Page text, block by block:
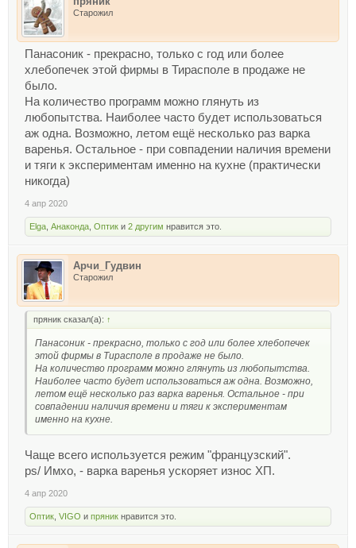
Старожил
Панасоник - прекрасно, только с год или более
хлебопечек этой фирмы в Тирасполе в продаже не
было.
На количество программ можно глянуть из
любопытства. Наиболее часто будет использоваться
аж одна. Возможно, летом ещё несколько раз варка
варенья. Остальное - при совпадении наличия времени
и тяги к экспериментам именно на кухне (практически
никогда)
4 апр 2020
Elga Анаконда Оптик и 2 другим нравится это.
Арчи_Гудвин
Старожил
пряник сказал(а): ↑
Панасоник - прекрасно, только с год или более хлебопечек
этой фирмы в Тирасполе в продаже не было.
На количество программ можно глянуть из любопытства.
Наиболее часто будет использоваться аж одна. Возможно,
летом ещё несколько раз варка варенья. Остальное - при
совпадении наличия времени и тяги к экспериментам
именно на кухне.
Чаще всего используется режим "французский".
ps/ Имхо, - варка варенья ускоряет износ ХП.
4 апр 2020
Оптик VIGO и пряник нравится это.